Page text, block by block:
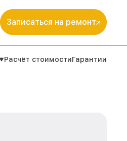
Записаться на ремонт
Расчёт стоимостиГарантии